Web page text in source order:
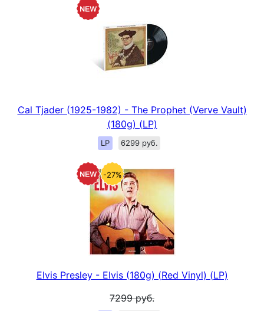
Cal Tjader (1925-1982) - The Prophet (Verve Vault)
(180g) (LP)
LP 6299 руб.
-27%
Elvis Presley - Elvis (180g) (Red Vinyl) (LP)
7299руб.